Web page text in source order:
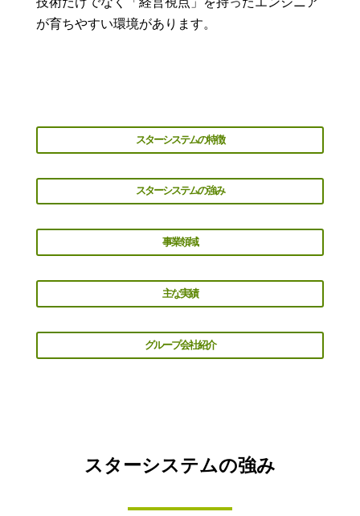
が育ちやすい環境があります。
スターシステムの特徴
スターシステムの強み
事業領域
主な実績
グループ会社紹介
スターシステムの強み